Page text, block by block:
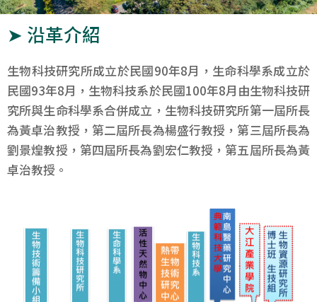
➤ 沿革介紹
生物科技研究所成立於民國90年8月，生命科學系成立於
民國93年8月，生物科技系於民國100年8月由生物科技研
究所與生命科學系合併成立，生物科技研究所第一屆所長
為黃卓治教授，第二屆所長為楊盛行教授，第三屆所長為
劉景煌教授，第四屆所長為劉宏仁教授，第五屆所長為黃
卓治教授。